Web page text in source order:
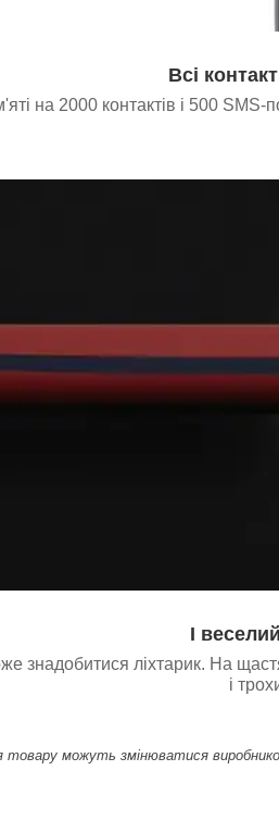
Всі
на 2000 контактів і 500
І
знадобитися ліхтарик. На
і
можуть змінюватися